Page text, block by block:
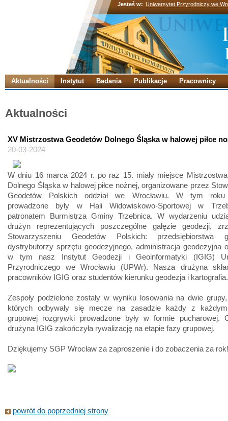
Jesteś w: Uniwersytet Przyrodniczy we
Aktualności Instytut Badania Publikacje Pracownicy
Aktualności
XV Mistrzostwa Geodetów Dolnego Śląska w halowej piłce
20-03-2024
W dniu 16 marca 2024 r. po raz 15. miały miejsce
Dolnego Śląska w halowej piłce nożnej, organizowane przez
Geodetów Polskich oddział we Wrocławiu. W tym roku
prowadzone były w Hali Widowiskowo-Sportowej w
patronatem Burmistrza Gminy Trzebnica. W wydarzeniu
drużyn reprezentujących poszczególne gałęzie geodezji,
Stowarzyszeniu Geodetów Polskich: przedsiębiorstwa
dystrybutorzy sprzętu geodezyjnego, administracja geodezyjna
w tym nasz Instytut Geodezji i Geoinformatyki (IGIG)
Przyrodniczego we Wrocławiu (UPWr). Nasza drużyna
pracowników IGIG oraz studentów kierunku geodezja i kartografia.
Zespoły podzielone zostały w wyniku losowania na dwie
których odbywały się mecze na zasadzie każdy z
grupowej rozgrywki prowadzone były w formie pucharowej.
drużyna IGIG zakończyła rywalizację na etapie fazy grupowej.
Dziękujemy SGP Wrocław za zaproszenie i do zobaczenia za rok!
powrót do poprzedniej strony